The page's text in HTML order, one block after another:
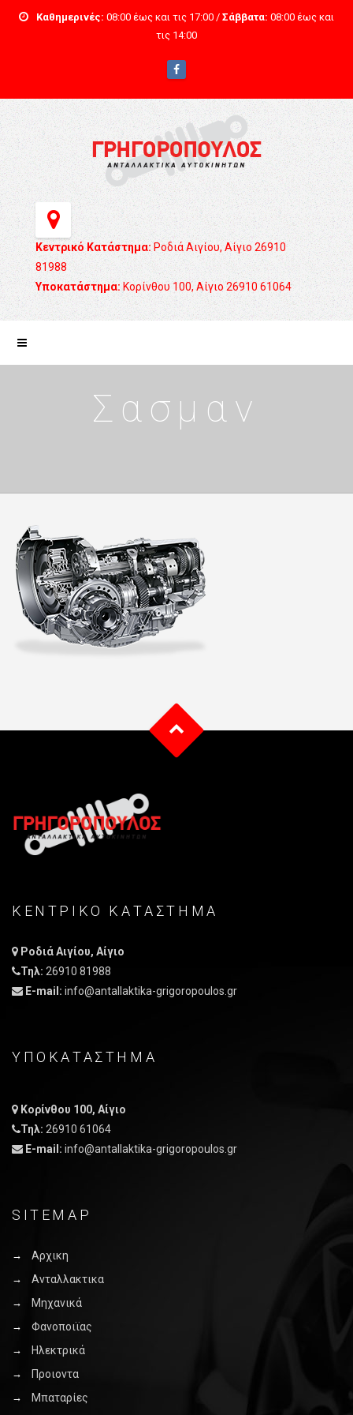
Καθημερινές: 08:00 έως και τις 17:00 / Σάββατα: 08:00 έως και
τις 14:00
Κεντρικό Κατάστημα: Ροδιά Αιγίου, Αίγιο 26910
81988
Υποκατάστημα: Κορίνθου 100, Αίγιο 26910 61064
Σασμαν
ΚΕΝΤΡΙΚO ΚΑΤAΣΤΗΜΑ
Ροδιά Αιγίου, Αίγιο
Τηλ: 26910 81988
E-mail: info@antallaktika-grigoropoulos.gr
ΥΠΟΚΑΤΑΣΤΗΜΑ
Κορίνθου 100, Αίγιο
Τηλ: 26910 61064
E-mail: info@antallaktika-grigoropoulos.gr
SITEMAP
Αρχικη
Ανταλλακτικα
Μηχανικά
Φανοποιϊας
Ηλεκτρικά
Προιοντα
Μπαταρίες